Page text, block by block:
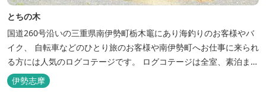
とちの木
国道260号沿いの三重県南伊勢町栃木竈にあり海釣りのお客様やバ
イク、 自転車などのひとり旅のお客様や南伊勢町へお仕事に来られ
る方には人気のログコテージです。 ログコテージは全室、素泊まり
となっており、おひとり様限定のお部屋、お二人様限定のお部屋、
3名様から5名様限定のお部屋とあります。 お風呂やトイレは別棟
伊勢志摩